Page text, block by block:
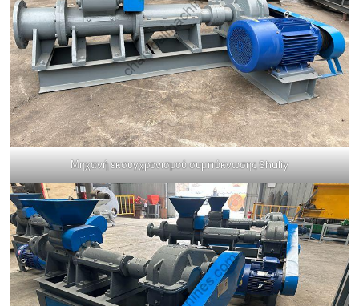
Μηχανή εκσυγχρονισμού συμπύκνωσης Shuliy